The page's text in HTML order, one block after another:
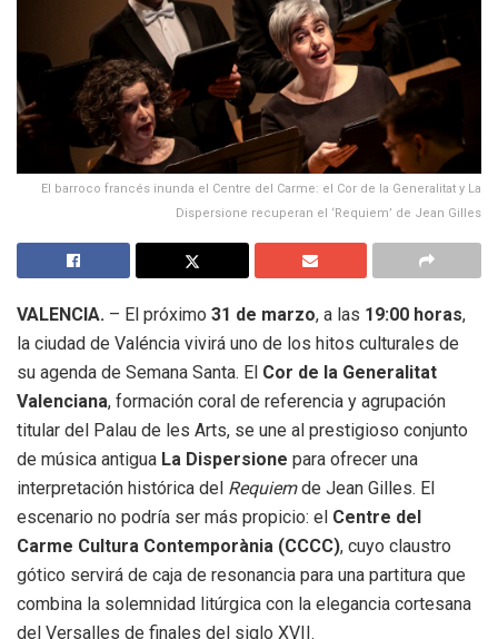
El barroco francés inunda el Centre del Carme: el Cor de la Generalitat y La
Dispersione recuperan el ‘Requiem’ de Jean Gilles
VALENCIA. – El próximo 31 de marzo, a las 19:00 horas,
la ciudad de Valéncia vivirá uno de los hitos culturales de
su agenda de Semana Santa. El Cor de la Generalitat
Valenciana, formación coral de referencia y agrupación
titular del Palau de les Arts, se une al prestigioso conjunto
de música antigua La Dispersione para ofrecer una
interpretación histórica del Requiemde Jean Gilles. El
escenario no podría ser más propicio: el Centre del
Carme Cultura Contemporània (CCCC), cuyo claustro
gótico servirá de caja de resonancia para una partitura que
combina la solemnidad litúrgica con la elegancia cortesana
del Versalles de finales del siglo XVII.